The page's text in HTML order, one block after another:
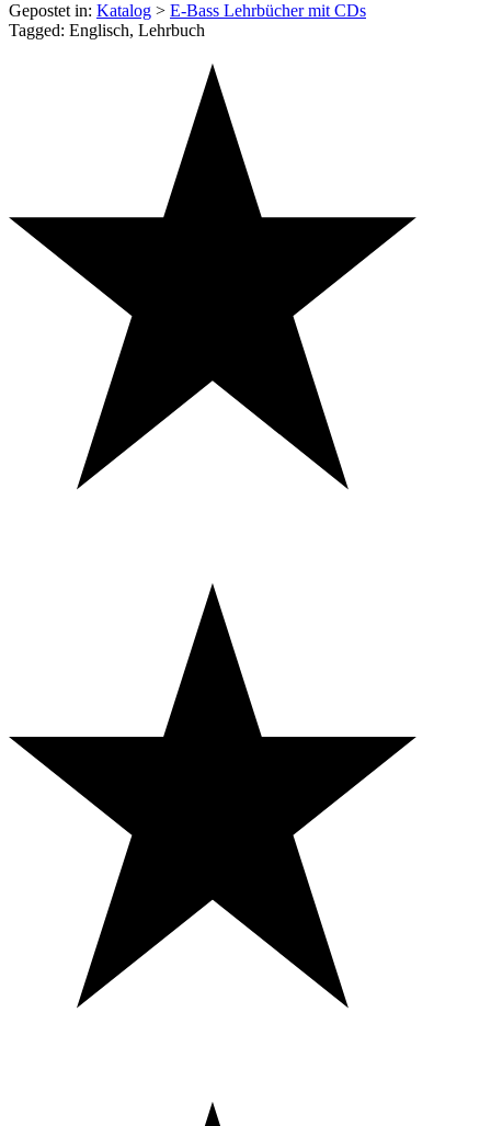
Gepostet in: Katalog > E-Bass Lehrbücher mit CDs
Tagged: Englisch, Lehrbuch